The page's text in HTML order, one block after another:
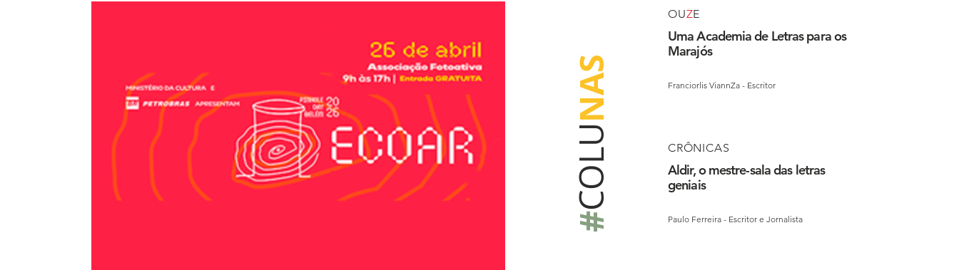
#
COLU
NAS
OUZE
Uma Academia de Letras para os
Marajós
Franciorlis ViannZa - Escritor
CRÔNICAS
Aldir, o mestre-sala das letras
geniais
Paulo Ferreira - Escritor e Jornalista